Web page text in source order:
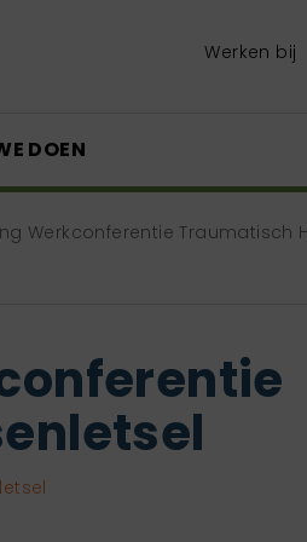
Werken bij
DOEN
Werkconferentie Traumatisch